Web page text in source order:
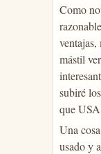
Como
mástil
subiré
que
Una
usado y